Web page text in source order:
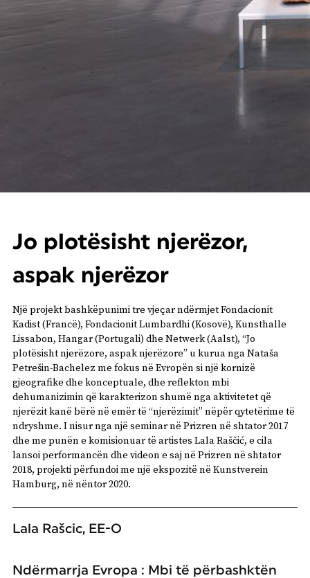
Jo plotësisht njerëzor,
aspak njerëzor
Një projekt bashkëpunimi tre vjeçar ndërmjet Fondacionit
Kadist (Francë), Fondacionit Lumbardhi (Kosovë), Kunsthalle
Lissabon, Hangar (Portugali) dhe Netwerk (Aalst), “Jo
plotësisht njerëzore, aspak njerëzore” u kurua nga Nataša
Petrešin-Bachelez me fokus në Evropën si një kornizë
gjeografike dhe konceptuale, dhe reflekton mbi
dehumanizimin që karakterizon shumë nga aktivitetet që
njerëzit kanë bërë në emër të “njerëzimit” nëpër qytetërime të
ndryshme. I nisur nga një seminar në Prizren në shtator 2017
dhe me punën e komisionuar të artistes Lala Raščić, e cila
lansoi performancën dhe videon e saj në Prizren në shtator
2018, projekti përfundoi me një ekspozitë në Kunstverein
Hamburg, në nëntor 2020.
Lala Rašcic, EE-O
Ndërmarrja Evropa : Mbi të përbashktën